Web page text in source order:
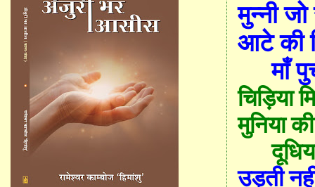
मुन्नी जो
आटे की
माँ
चिड़िया
मुनिया
उड़ती